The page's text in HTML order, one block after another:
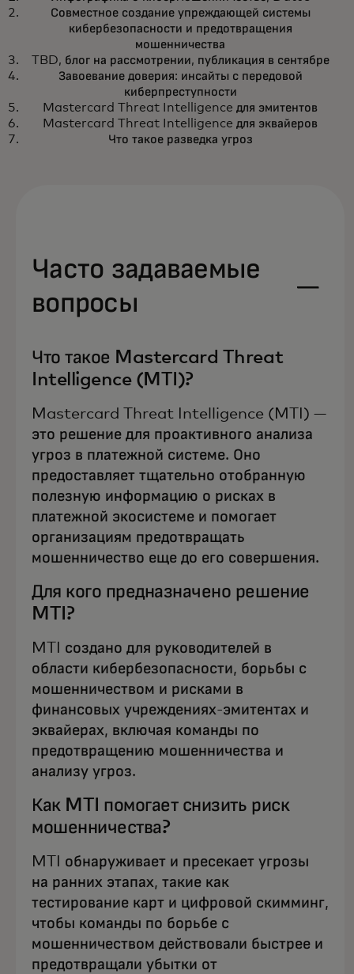
уровень кибермошенничества
Загрузитьopens in a new tab
Совместное создание упреждающей системы
кибербезопасности и предотвращения
мошенничества
TBD, блог на рассмотрении, публикация в сентябре
Завоевание доверия: инсайты с передовой
киберпреступности
Mastercard Threat Intelligence для эмитентов
Mastercard Threat Intelligence для эквайеров
Что такое разведка угроз
Часто задаваемые
вопросы
Что такое Mastercard Threat
Intelligence (MTI)?
Mastercard Threat Intelligence (MTI) —
это решение для проактивного анализа
угроз в платежной системе. Оно
предоставляет тщательно отобранную
полезную информацию о рисках в
платежной экосистеме и помогает
организациям предотвращать
мошенничество еще до его совершения.
Для кого предназначено решение
MTI?
MTI создано для руководителей в
области кибербезопасности, борьбы с
мошенничеством и рисками в
финансовых учреждениях-эмитентах и
эквайерах, включая команды по
предотвращению мошенничества и
анализу угроз.
Как MTI помогает снизить риск
мошенничества?
MTI обнаруживает и пресекает угрозы
на ранних этапах, такие как
тестирование карт и цифровой скимминг,
чтобы команды по борьбе с
мошенничеством действовали быстрее и
предотвращали убытки от